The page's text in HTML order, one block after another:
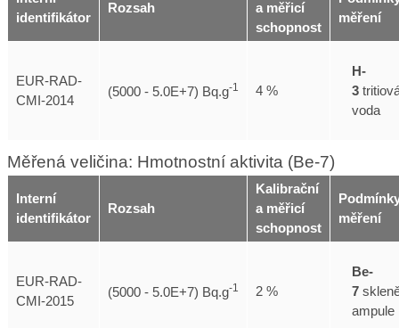
identifikátor
Rozsah
a měřicí
schopnost
měření
EUR-RAD-
CMI-2014
(5000 - 5.0E+7) Bq.g-1 4 %
H-
3
voda
Měřená veličina: Hmotnostní aktivita (Be-7)
Interní
identifikátor
Rozsah
Kalibrační
a měřicí
schopnost
měření
EUR-RAD-
CMI-2015
(5000 - 5.0E+7) Bq.g-1 2 %
Be-
7
ampule